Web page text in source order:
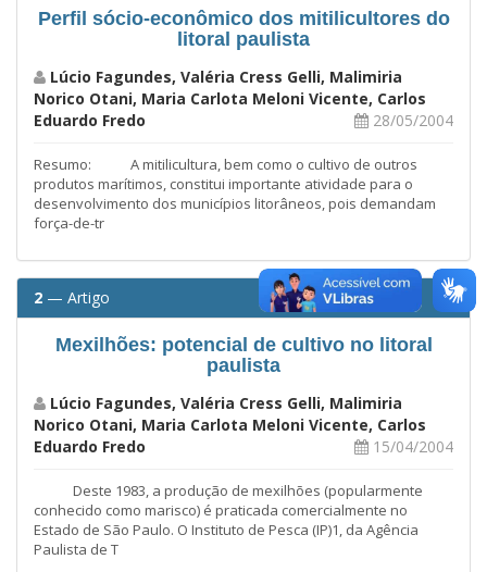
Perfil sócio-econômico dos mitilicultores do
litoral paulista
Lúcio Fagundes, Valéria Cress Gelli, Malimiria
Norico Otani, Maria Carlota Meloni Vicente, Carlos
Eduardo Fredo
28/05/2004
Resumo: A mitilicultura, bem como o cultivo de outros
produtos marítimos, constitui importante atividade para o
desenvolvimento dos municípios litorâneos, pois demandam
força-de-tr
2 — Artigo
Mexilhões: potencial de cultivo no litoral
paulista
Lúcio Fagundes, Valéria Cress Gelli, Malimiria
Norico Otani, Maria Carlota Meloni Vicente, Carlos
Eduardo Fredo
15/04/2004
Deste 1983, a produção de mexilhões (popularmente
conhecido como marisco) é praticada comercialmente no
Estado de São Paulo. O Instituto de Pesca (IP)1, da Agência
Paulista de T